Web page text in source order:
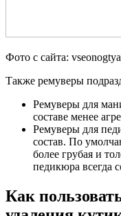
Фото с сайта:
Также ремуверы
Ремуверы для
составе менее
Ремуверы для
состав. По
более грубая и
педикюра всегда
Как